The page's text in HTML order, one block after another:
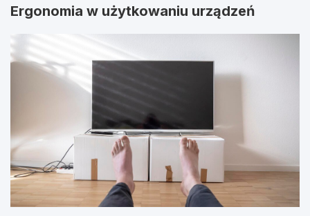
Ergonomia w użytkowaniu urządzeń